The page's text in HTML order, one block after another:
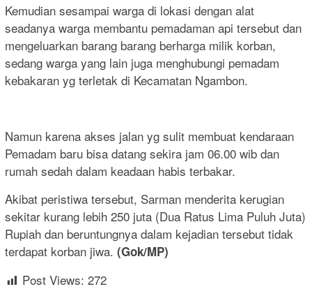
Kemudian sesampai warga di lokasi dengan alat
seadanya warga membantu pemadaman api tersebut dan
mengeluarkan barang barang berharga milik korban,
sedang warga yang lain juga menghubungi pemadam
kebakaran yg terletak di Kecamatan Ngambon.
Namun karena akses jalan yg sulit membuat kendaraan
Pemadam baru bisa datang sekira jam 06.00 wib dan
rumah sedah dalam keadaan habis terbakar.
Akibat peristiwa tersebut, Sarman menderita kerugian
sekitar kurang lebih 250 juta (Dua Ratus Lima Puluh Juta)
Rupiah dan beruntungnya dalam kejadian tersebut tidak
terdapat korban jiwa. (Gok/MP)
Post Views: 272